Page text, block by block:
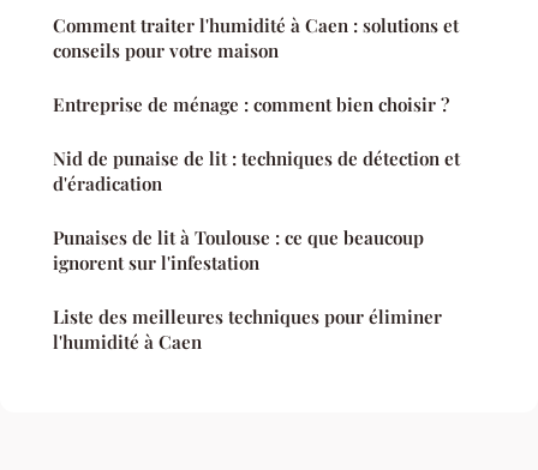
Comment traiter l'humidité à Caen : solutions et
conseils pour votre maison
Entreprise de ménage : comment bien choisir ?
Nid de punaise de lit : techniques de détection et
d'éradication
Punaises de lit à Toulouse : ce que beaucoup
ignorent sur l'infestation
Liste des meilleures techniques pour éliminer
l'humidité à Caen